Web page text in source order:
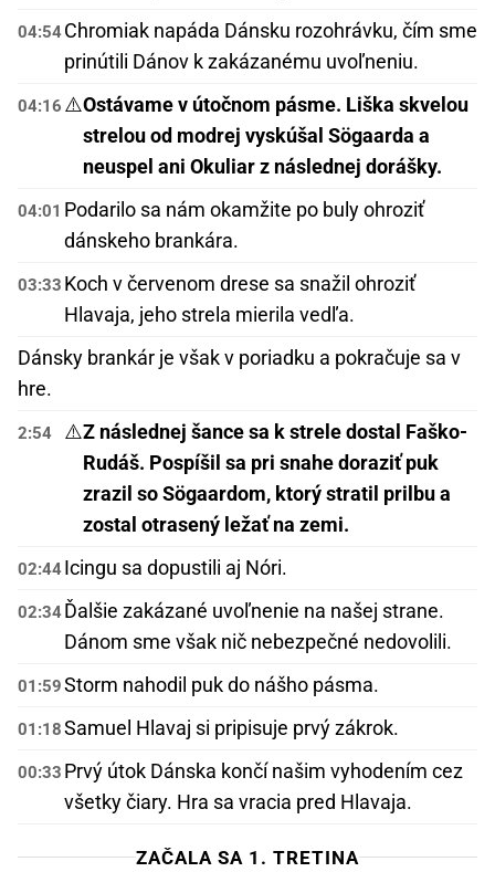
04:54Chromiak napáda Dánsku rozohrávku, čím sme
prinútili Dánov k zakázanému uvoľneniu.
04:16 ⚠️Ostávame v útočnom pásme. Liška skvelou
strelou od modrej vyskúšal Sögaarda a
neuspel ani Okuliar z následnej dorášky.
04:01 Podarilo sa nám okamžite po buly ohroziť
dánskeho brankára.
03:33 Koch v červenom drese sa snažil ohroziť
Hlavaja, jeho strela mierila vedľa.
Dánsky brankár je však v poriadku a pokračuje sa v
hre.
2:54 ⚠️Z následnej šance sa k strele dostal Faško-
Rudáš. Pospíšil sa pri snahe doraziť puk
zrazil so Sögaardom, ktorý stratil prilbu a
zostal otrasený ležať na zemi.
02:44Icingu sa dopustili aj Nóri.
02:34Ďalšie zakázané uvoľnenie na našej strane.
Dánom sme však nič nebezpečné nedovolili.
01:59Storm nahodil puk do nášho pásma.
01:18Samuel Hlavaj si pripisuje prvý zákrok.
00:33 Prvý útok Dánska končí našim vyhodením cez
všetky čiary. Hra sa vracia pred Hlavaja.
ZAČALA SA 1. TRETINA